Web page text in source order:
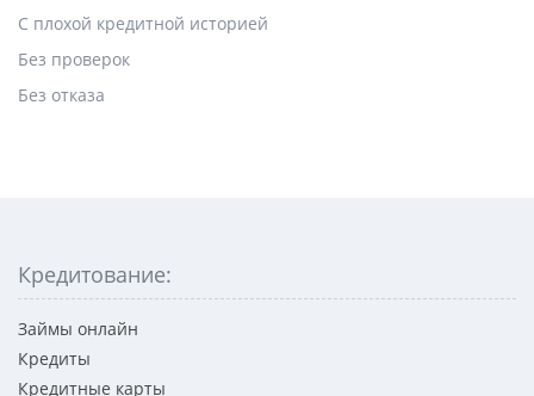
С плохой кредитной историей
Без проверок
Без отказа
Кредитование:
Займы онлайн
Кредиты
Кредитные карты